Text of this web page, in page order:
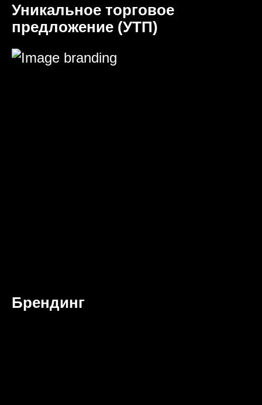
Уникальное торговое
предложение (УТП)
Брендинг